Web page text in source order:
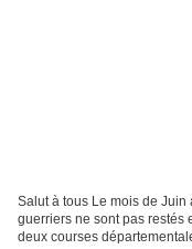
Salut à tous Le mois de Juin
guerriers ne sont pas restés
deux courses